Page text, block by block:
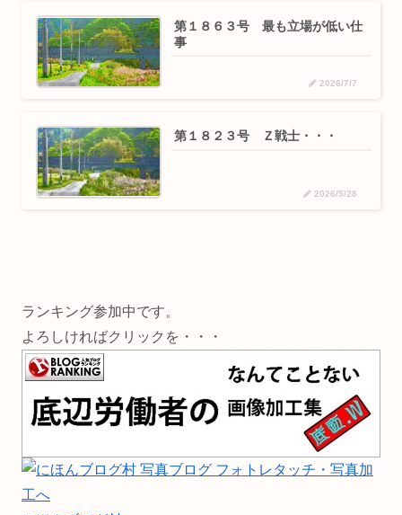
第１８６３号 最も立場が低い仕
事
2026/7/7
第１８２３号 Ｚ戦士・・・
2026/5/28
ランキング参加中です。
よろしければクリックを・・・